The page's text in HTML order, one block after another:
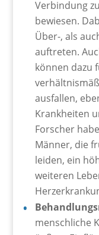
Verbindung
bewiesen.
Über-, als
auftreten.
können dazu
ausfallen,
Krankheiten
Forscher
Männer, die
leiden, ein
weiteren
menschliche